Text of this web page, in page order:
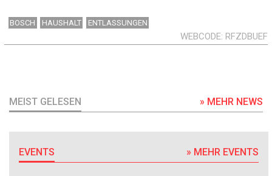
BOSCH HAUSHALT ENTLASSUNGEN
WEBCODE RFZDBUEF
MEIST GELESEN » MEHR NEWS
EVENTS » MEHR EVENTS